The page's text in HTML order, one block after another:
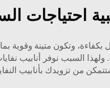
احتياجات
وتكون متينة وقوية
ولهذا السبب نوفر أنابيب
من تزويدك بأنابيب